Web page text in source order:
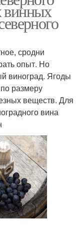
винных
сродни
опыт. Но
виноград. Ягоды
размеру
веществ. Для
вина